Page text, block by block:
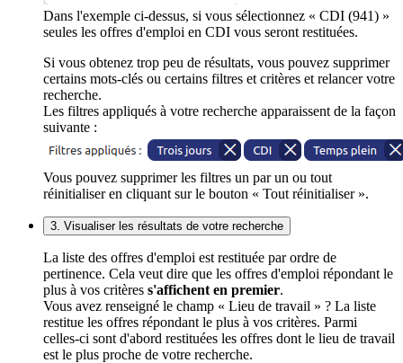
Dans l'exemple ci-dessus, si vous sélectionnez « CDI (941) »
seules les offres d'emploi en CDI vous seront restituées.
Si vous obtenez trop peu de résultats, vous pouvez supprimer
certains mots-clés ou certains filtres et critères et relancer votre
recherche.
Les filtres appliqués à votre recherche apparaissent de la façon
suivante :
Vous pouvez supprimer les filtres un par un ou tout
réinitialiser en cliquant sur le bouton « Tout réinitialiser ».
3. Visualiser les résultats de votre recherche
La liste des offres d'emploi est restituée par ordre de
pertinence. Cela veut dire que les offres d'emploi répondant le
plus à vos critères s'affichent en premier.
Vous avez renseigné le champ « Lieu de travail » ? La liste
restitue les offres répondant le plus à vos critères. Parmi
celles-ci sont d'abord restituées les offres dont le lieu de travail
est le plus proche de votre recherche.